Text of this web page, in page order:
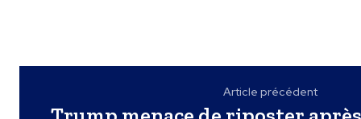
Article précédent